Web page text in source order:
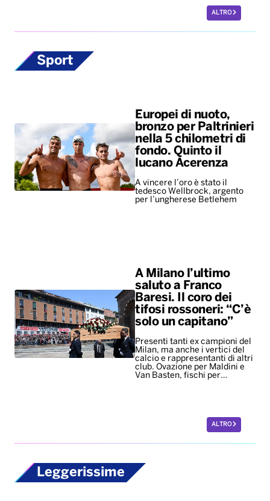
ALTRO
Sport
Europei di nuoto,
bronzo per Paltrinieri
nella 5 chilometri di
fondo. Quinto il
lucano Acerenza
A vincere l’oro è stato il
tedesco Wellbrock, argento
per l’ungherese Betlehem
A Milano l’ultimo
saluto a Franco
Baresi. Il coro dei
tifosi rossoneri: “C’è
solo un capitano”
Presenti tanti ex campioni del
Milan, ma anche i vertici del
calcio e rappresentanti di altri
club. Ovazione per Maldini e
Van Basten, fischi per…
ALTRO
Leggerissime